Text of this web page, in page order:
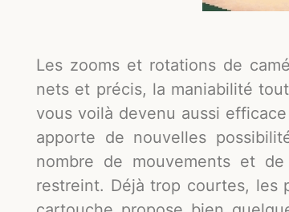
Les zooms et rotations de
nets et précis, la maniabilité
vous voilà devenu aussi
apporte de nouvelles
nombre de mouvements et
restreint. Déjà trop courtes, les